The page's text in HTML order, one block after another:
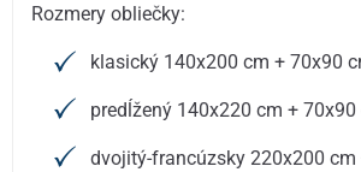
Rozmery obliečky:
klasický 140x200 cm + 70x90
predĺžený 140x220 cm + 70x90
dvojitý-francúzsky 220x200 cm